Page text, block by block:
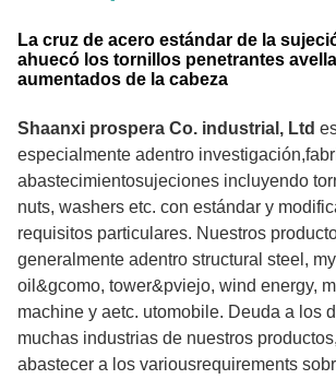
La cruz de acero estándar de la
ahuecó los tornillos penetrantes
aumentados de la cabeza
Shaanxi prospera Co. industrial, Ltd
especialmente adentro investigación,
abastecimientosujeciones incluyendo
nuts, washers etc. con estándar y
requisitos particulares. Nuestros
generalmente adentro structural steel , m
oil&gcomo, tower&pviejo, wind energy, m
machine y aetc. utomobile. Deuda a los
muchas industrias de nuestros
abastecer a los variousrequirements